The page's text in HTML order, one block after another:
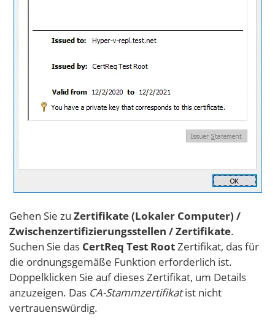
Gehen Sie zu Zertifikate (Lokaler Computer) /
Zwischenzertifizierungsstellen / Zertifikate.
Suchen Sie das CertReq Test RootZertifikat, das für
die ordnungsgemäße Funktion erforderlich ist.
Doppelklicken Sie auf dieses Zertifikat, um Details
anzuzeigen. Das CA-Stammzertifikatist nicht
vertrauenswürdig.